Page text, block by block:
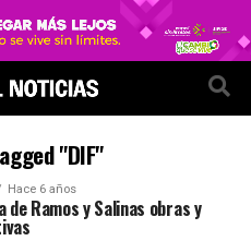
"DIF"
Hace 6 años
de Ramos y Salinas obras y